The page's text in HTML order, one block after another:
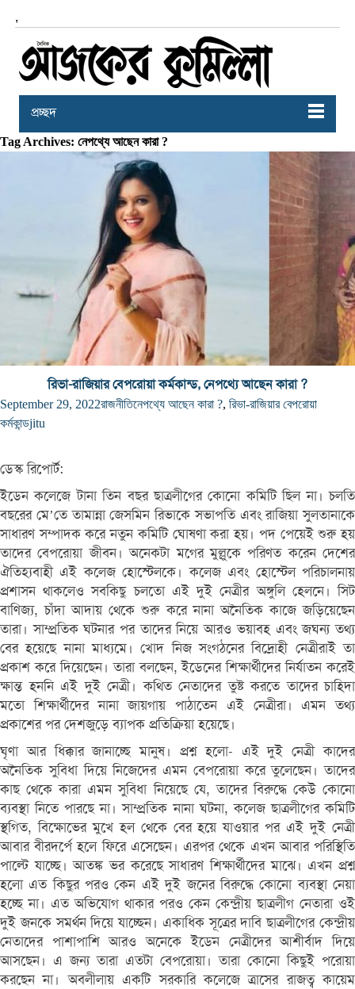
,
প্রচ্ছদ
Tag Archives: নেপথ্যে আছেন কারা ?
রিভা-রাজিয়ার বেপরোয়া কর্মকান্ড, নেপথ্যে আছেন কারা ?
September 29, 2022রাজনীতিনেপথ্যে আছেন কারা ?, রিভা-রাজিয়ার বেপরোয়া
কর্মকান্ডjitu
ডেস্ক রিপোর্ট:
ইডেন কলেজে টানা তিন বছর ছাত্রলীগের কোনো কমিটি ছিল না। চলতি
বছরের মে’তে তামান্না জেসমিন রিভাকে সভাপতি এবং রাজিয়া সুলতানাকে
সাধারণ সম্পাদক করে নতুন কমিটি ঘোষণা করা হয়। পদ পেয়েই শুরু হয়
তাদের বেপরোয়া জীবন। অনেকটা মগের মুল্লুকে পরিণত করেন দেশের
ঐতিহ্যবাহী এই কলেজ হোস্টেলকে। কলেজ এবং হোস্টেল পরিচালনায়
প্রশাসন থাকলেও সবকিছু চলতো এই দুই নেত্রীর অঙ্গুলি হেলনে। সিট
বাণিজ্য, চাঁদা আদায় থেকে শুরু করে নানা অনৈতিক কাজে জড়িয়েছেন
তারা। সাম্প্রতিক ঘটনার পর তাদের নিয়ে আরও ভয়াবহ এবং জঘন্য তথ্য
বের হয়েছে নানা মাধ্যমে। খোদ নিজ সংগঠনের বিদ্রোহী নেত্রীরাই তা
প্রকাশ করে দিয়েছেন। তারা বলছেন, ইডেনের শিক্ষার্থীদের নির্যাতন করেই
ক্ষান্ত হননি এই দুই নেত্রী। কথিত নেতাদের তুষ্ট করতে তাদের চাহিদা
মতো শিক্ষার্থীদের নানা জায়গায় পাঠাতেন এই নেত্রীরা। এমন তথ্য
প্রকাশের পর দেশজুড়ে ব্যাপক প্রতিক্রিয়া হয়েছে।
ঘৃণা আর ধিক্কার জানাচ্ছে মানুষ। প্রশ্ন হলো- এই দুই নেত্রী কাদের
অনৈতিক সুবিধা দিয়ে নিজেদের এমন বেপরোয়া করে তুলেছেন। তাদের
কাছ থেকে কারা এমন সুবিধা নিয়েছে যে, তাদের বিরুদ্ধে কেউ কোনো
ব্যবস্থা নিতে পারছে না। সাম্প্রতিক নানা ঘটনা, কলেজ ছাত্রলীগের কমিটি
স্থগিত, বিক্ষোভের মুখে হল থেকে বের হয়ে যাওয়ার পর এই দুই নেত্রী
আবার বীরদর্পে হলে ফিরে এসেছেন। এরপর থেকে এখন আবার পরিস্থিতি
পাল্টে যাচ্ছে। আতঙ্ক ভর করেছে সাধারণ শিক্ষার্থীদের মাঝে। এখন প্রশ্ন
হলো এত কিছুর পরও কেন এই দুই জনের বিরুদ্ধে কোনো ব্যবস্থা নেয়া
হচ্ছে না। এত অভিযোগ থাকার পরও কেন কেন্দ্রীয় ছাত্রলীগ নেতারা ওই
দুই জনকে সমর্থন দিয়ে যাচ্ছেন। একাধিক সূত্রের দাবি ছাত্রলীগের কেন্দ্রীয়
নেতাদের পাশাপাশি আরও অনেকে ইডেন নেত্রীদের আশীর্বাদ দিয়ে
আসছেন। এ জন্য তারা এতটা বেপরোয়া। তারা কোনো কিছুই পরোয়া
করছেন না। অবলীলায় একটি সরকারি কলেজে ত্রাসের রাজত্ব কায়েম